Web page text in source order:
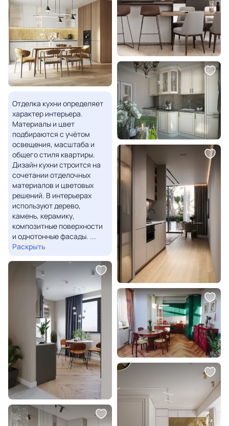
Отделка кухни определяет
характер интерьера.
Материалы и цвет
подбираются с учётом
освещения, масштаба и
общего стиля квартиры.
Дизайн кухни строится на
сочетании отделочных
материалов и цветовых
решений. В интерьерах
используют дерево,
камень, керамику,
композитные поверхности
и однотонные фасады. ...
Раскрыть